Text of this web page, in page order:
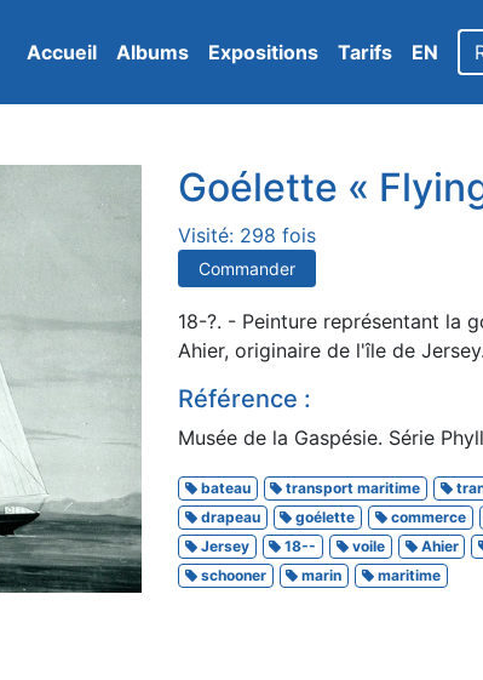
Accueil Albums Expositions Tarifs EN
Goélette «
Visité: 298 fois
Commander
18-?. - Peinture représentant la
Ahier, originaire de l'île de Jersey.
Référence :
Musée de la Gaspésie. Série
bateau transport maritime
drapeau
goélette commerce
Jersey
18-- voile Ahier
schooner
marin maritime